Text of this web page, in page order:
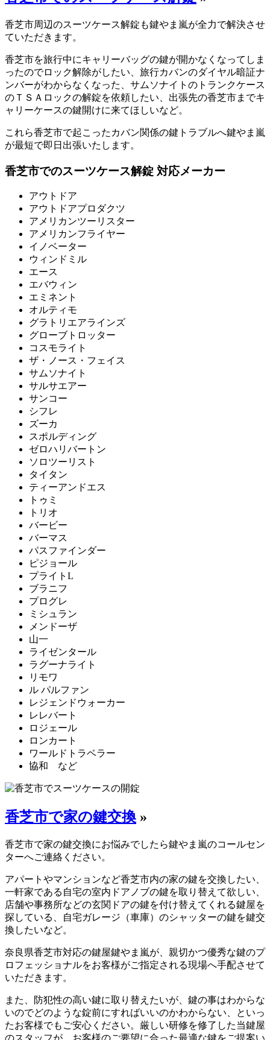
香芝市周辺のスーツケース解錠も鍵やま嵐が全力で解決させ
ていただきます。
香芝市を旅行中にキャリーバッグの鍵が開かなくなってしま
ったのでロック解除がしたい、旅行カバンのダイヤル暗証ナ
ンバーがわからなくなった、サムソナイトのトランクケース
のＴＳＡロックの解錠を依頼したい、出張先の香芝市までキ
ャリーケースの鍵開けに来てほしいなど。
これら香芝市で起こったカバン関係の鍵トラブルへ鍵やま嵐
が最短で即日出張いたします。
香芝市でのスーツケース解錠 対応メーカー
アウトドア
アウトドアプロダクツ
アメリカンツーリスター
アメリカンフライヤー
イノベーター
ウィンドミル
エース
エバウィン
エミネント
オルティモ
グラトリエアラインズ
グローブトロッター
コスモライト
ザ・ノース・フェイス
サムソナイト
サルサエアー
サンコー
シフレ
ズーカ
スポルディング
ゼロハリバートン
ソロツーリスト
タイタン
ティーアンドエス
トゥミ
トリオ
バービー
バーマス
パスファインダー
ピジョール
プライトL
ブラニフ
プログレ
ミシュラン
メンドーザ
山一
ライゼンタール
ラグーナライト
リモワ
ル パルファン
レジェンドウォーカー
レレバート
ロジェール
ロンカート
ワールドトラベラー
協和 など
香芝市で家の鍵交換 »
香芝市で家の鍵交換にお悩みでしたら鍵やま嵐のコールセン
ターへご連絡ください。
アパートやマンションなど香芝市内の家の鍵を交換したい、
一軒家である自宅の室内ドアノブの鍵を取り替えて欲しい、
店舗や事務所などの玄関ドアの鍵を付け替えてくれる鍵屋を
探している、自宅ガレージ（車庫）のシャッターの鍵を鍵交
換したいなど。
奈良県香芝市対応の鍵屋鍵やま嵐が、親切かつ優秀な鍵のプ
ロフェッショナルをお客様がご指定される現場へ手配させて
いただきます。
また、防犯性の高い鍵に取り替えたいが、鍵の事はわからな
いのでどのような錠前にすればいいのかわからない、といっ
たお客様でもご安心ください。厳しい研修を修了した当鍵屋
のスタッフが、お客様のご要望に合った最適な鍵をご提案い